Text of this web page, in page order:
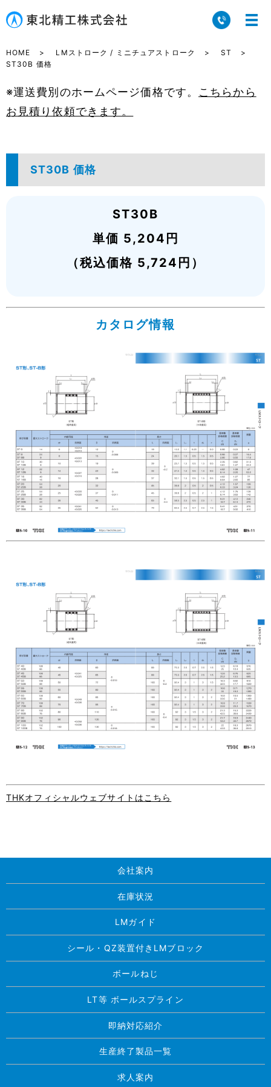
HOME LMストローク / ミニチュアストローク
ST
ST30B 価格
※運送費別のホームページ価格です。 こちらから
お見積り依頼できます。
ST30B 価格
ST30B
単価 5,204円
（税込価格 5,724円）
カタログ情報
THKオフィシャルウェブサイトはこちら
会社案内
在庫状況
LMガイド
シール・QZ装置付きLMブロック
ボールねじ
LT等 ボールスプライン
即納対応紹介
生産終了製品一覧
求人案内